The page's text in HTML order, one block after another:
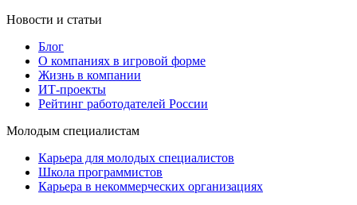
Новости и статьи
Блог
О компаниях в игровой форме
Жизнь в компании
ИТ-проекты
Рейтинг работодателей России
Молодым специалистам
Карьера для молодых специалистов
Школа программистов
Карьера в некоммерческих организациях